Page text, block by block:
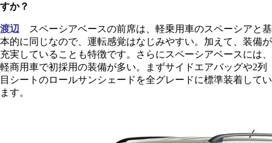
すか？
渡辺 スペーシアベースの前席は、軽乗用車のスペーシアと基
本的に同じなので、運転感覚はなじみやすい。加えて、装備が
充実していることも特徴です。さらにスペーシアベースには、
軽商用車で初採用の装備が多い。まずサイドエアバッグや2列
目シートのロールサンシェードを全グレードに標準装着してい
ます。